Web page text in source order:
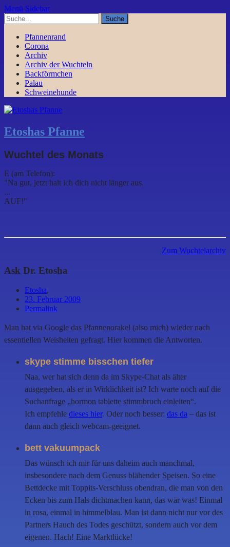
Menü Sidebar
Pfannenrand
Corona
Archiv
Archiv der Wuchteln
Backförmchen
Palau
Schweinehunde
Etoshas Pfanne
Wuchtel des Monats
E (am Telefon):
"Na gut, jetzt halt ich dich nicht länger aus.
...
AUF!"
Zum Wuchtelarchiv
Ask Dr. Etosha
Etosha,
23. Februar 2009
Permalink
Man hat via Google das Pfannenorakel (also mich) wieder nach
essentiellen Weisheiten gefragt. Hier kommen die Antworten.
skype stimme bisschen tiefer
Naa, wer hat sich denn da im Skype-Chat als älter
ausgegeben, als er in Wirklichkeit ist? Ich warte noch auf die
Suchanfrage „hormon tablette stimmbruch einleiten“.
Ich empfehle dieses hier. Oder noch besser: das da – das ist
dann auch gleich webcam-geeignet.
bett vakuumpack
Das wünsch ich mir für uns daheim auch manchmal,
insbesondere nach dem Genuss blähender Speisen. So eine
Bettdecke mit Toppits-Verschluss obendran, die man von den
Ecken bis zum Hals dichtmachen kann, das wär was! Einmal
in rosa, einmal in himmelblau. Man ist dann nicht nur vor des
Partners Hauch des Todes geschützt, sondern auch vor dem
eigenen. Hach! Eine Marktlücke!